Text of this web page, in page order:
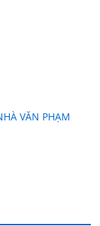
VĂN PHẠM